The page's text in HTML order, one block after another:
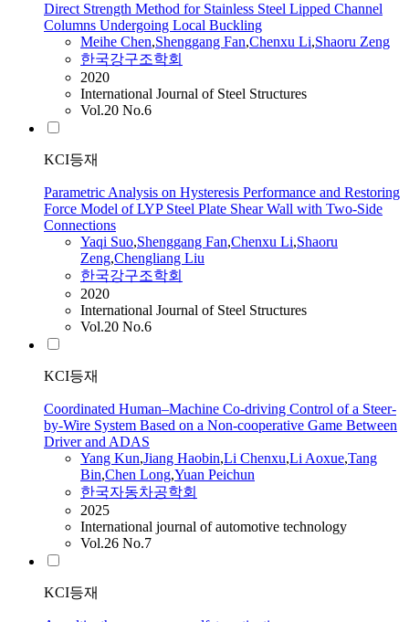
Direct Strength Method for Stainless Steel Lipped Channel
Columns Undergoing Local Buckling
Meihe Chen,Shenggang Fan,Chenxu Li,Shaoru Zeng
한국강구조학회
2020
International Journal of Steel Structures
Vol.20 No.6
KCI등재
Parametric Analysis on Hysteresis Performance and Restoring
Force Model of LYP Steel Plate Shear Wall with Two-Side
Connections
Yaqi Suo,Shenggang Fan,Chenxu Li,Shaoru
Zeng,Chengliang Liu
한국강구조학회
2020
International Journal of Steel Structures
Vol.20 No.6
KCI등재
Coordinated Human–Machine Co-driving Control of a Steer-
by-Wire System Based on a Non-cooperative Game Between
Driver and ADAS
Yang Kun,Jiang Haobin,Li Chenxu,LiAoxue,Tang
Bin,Chen Long,Yuan Peichun
한국자동차공학회
2025
International journal of automotive technology
Vol.26 No.7
KCI등재